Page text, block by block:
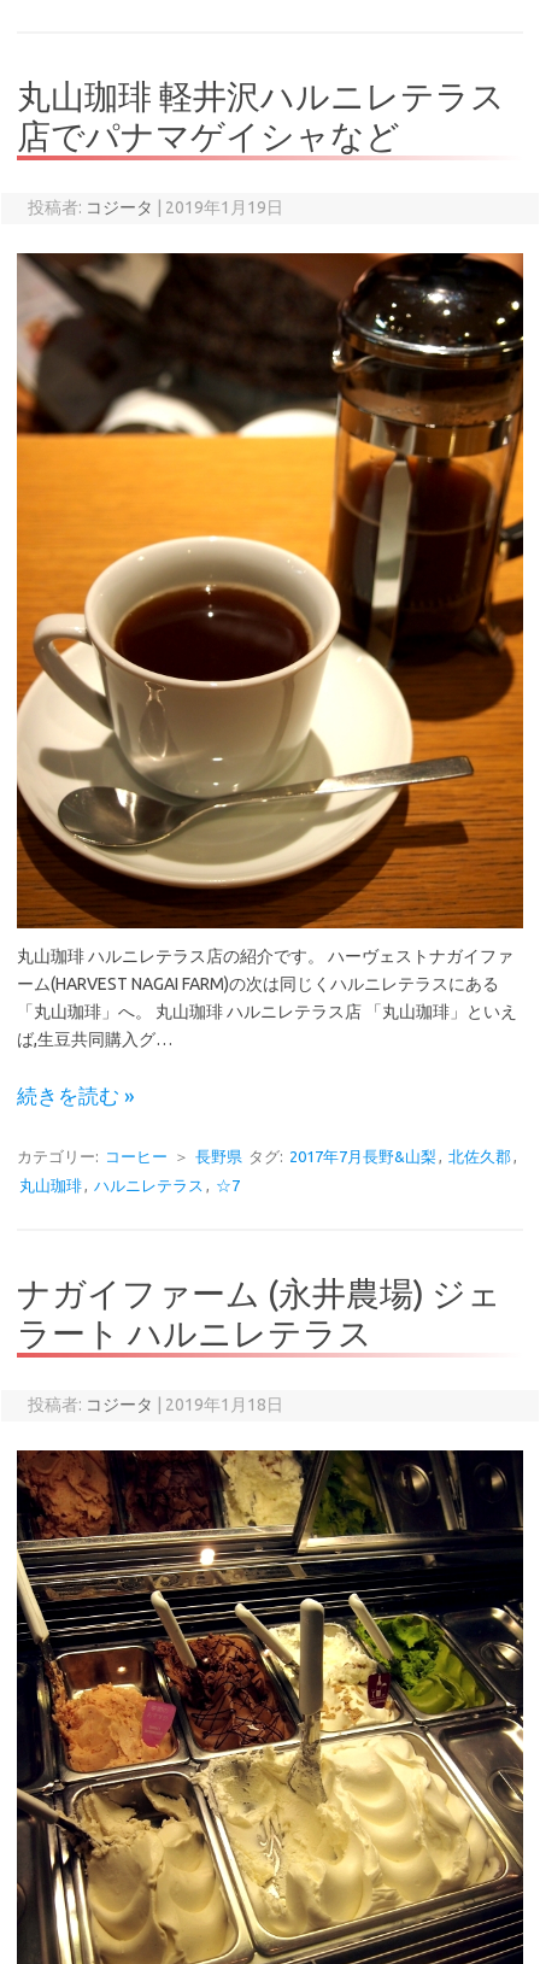
丸山珈琲 軽井沢ハルニレテラス
店でパナマゲイシャなど
投稿者: コジータ 2019年1月19日
丸山珈琲 ハルニレテラス店の紹介です。 ハーヴェストナガイファ
ーム(HARVEST NAGAI FARM)の次は同じくハルニレテラスにある
「丸山珈琲」へ。 丸山珈琲 ハルニレテラス店 「丸山珈琲」といえ
ば,生豆共同購入グ…
続きを読む »
カテゴリー: コーヒー ＞ 長野県 タグ: 2017年7月長野&山梨 北佐久郡
丸山珈琲
ハルニレテラス ☆7
ナガイファーム (永井農場) ジェ
ラート ハルニレテラス
投稿者: コジータ 2019年1月18日